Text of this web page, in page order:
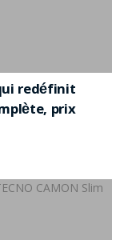
redéfinit
prix